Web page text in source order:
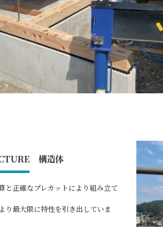
構造体
と正確なプレカットにより組み立て
り最大限に特性を引き出していま